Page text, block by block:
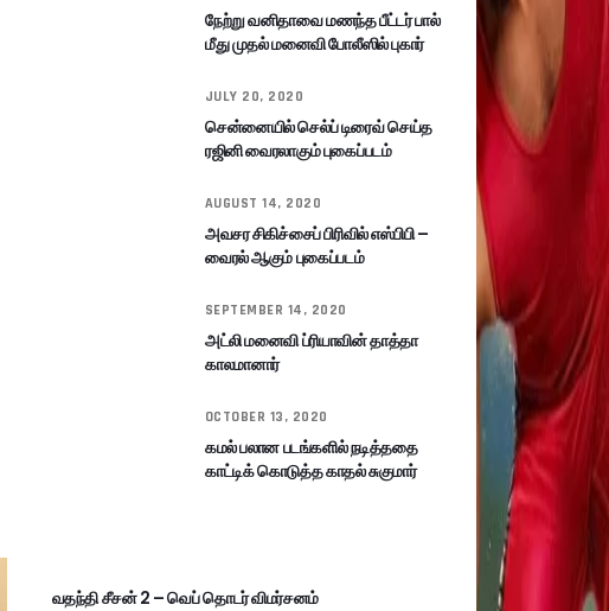
நேற்று வனிதாவை மணந்த பீட்டர் பால்
மீது முதல் மனைவி போலீஸில் புகார்
JULY 20, 2020
சென்னையில் செல்ப் டிரைவ் செய்த
ரஜினி வைரலாகும் புகைப்படம்
AUGUST 14, 2020
அவசர சிகிச்சைப் பிரிவில் எஸ்பிபி –
வைரல் ஆகும் புகைப்படம்
SEPTEMBER 14, 2020
அட்லி மனைவி ப்ரியாவின் தாத்தா
காலமானார்
OCTOBER 13, 2020
கமல் பலான படங்களில் நடித்ததை
காட்டிக் கொடுத்த காதல் சுகுமார்
வதந்தி சீசன் 2 – வெப் தொடர் விமர்சனம்